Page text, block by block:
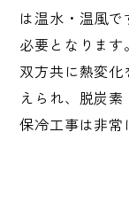
は温水・温風
必要となります。
双方共に熱変
えられ、脱炭
保冷工事は非常